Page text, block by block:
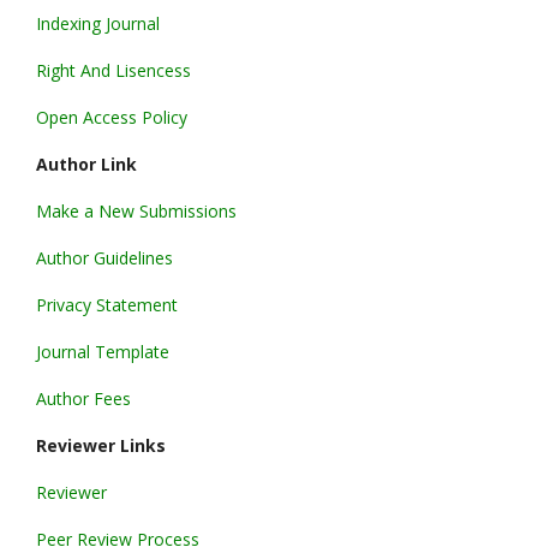
Indexing Journal
Right And Lisencess
Open Access Policy
Author Link
Make a New Submissions
Author Guidelines
Privacy Statement
Journal Template
Author Fees
Reviewer Links
Reviewer
Peer Review Process